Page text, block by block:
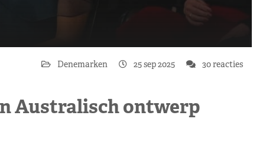
Denemarken 25 sep 2025 30 reacties
Australisch ontwerp